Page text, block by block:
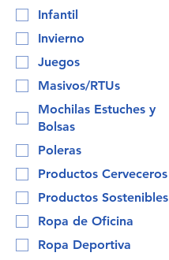
Infantil
Invierno
Juegos
Masivos/RTUs
Mochilas Estuches y
Bolsas
Poleras
Productos Cerveceros
Productos Sostenibles
Ropa de Oficina
Ropa Deportiva